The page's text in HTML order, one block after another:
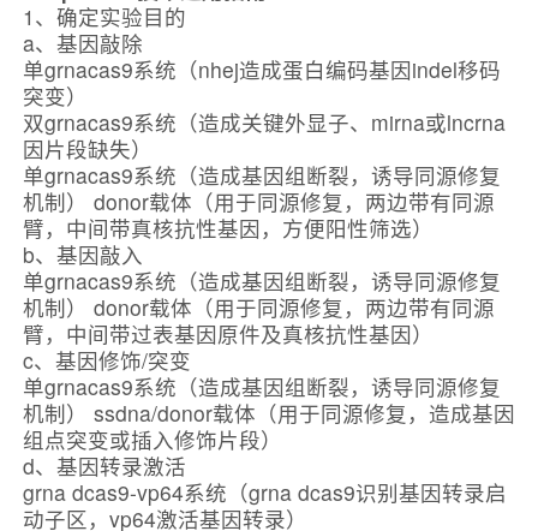
1、确定实验目的
a、基因敲除
单grnacas9系统（nhej造成蛋白编码基因indel移码
突变）
双grnacas9系统（造成关键外显子、mirna或lncrna
因片段缺失）
单grnacas9系统（造成基因组断裂，诱导同源修复
机制） donor载体（用于同源修复，两边带有同源
臂，中间带真核抗性基因，方便阳性筛选）
b、基因敲入
单grnacas9系统（造成基因组断裂，诱导同源修复
机制） donor载体（用于同源修复，两边带有同源
臂，中间带过表基因原件及真核抗性基因）
c、基因修饰/突变
单grnacas9系统（造成基因组断裂，诱导同源修复
机制） ssdna/donor载体（用于同源修复，造成基因
组点突变或插入修饰片段）
d、基因转录激活
grna dcas9-vp64系统（grna dcas9识别基因转录启
动子区，vp64激活基因转录）